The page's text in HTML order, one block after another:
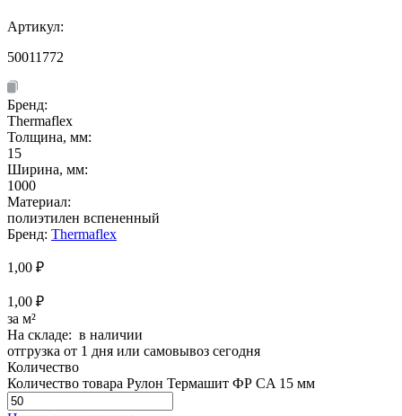
Артикул:
50011772
Бренд:
Thermaflex
Толщина, мм:
15
Ширина, мм:
1000
Материал:
полиэтилен вспененный
Бренд: Thermaflex
1,00 ₽
1,00 ₽
за м²
На складе: в наличии
отгрузка от 1 дня или самовывоз сегодня
Количество
Количество товара Рулон Термашит ФР CA 15 мм